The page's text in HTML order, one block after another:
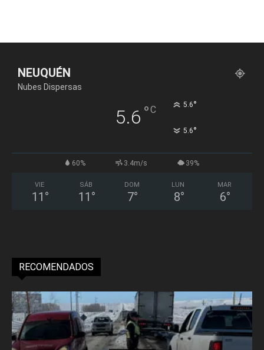
NEUQUÉN
Nubes Dispersas
5.6 °C 5.6°
5.6°
60% 3.4m/s 39%
VIE
11 °
SÁB
11 °
DOM
7°
LUN
8°
MAR
6°
RECOMENDADOS